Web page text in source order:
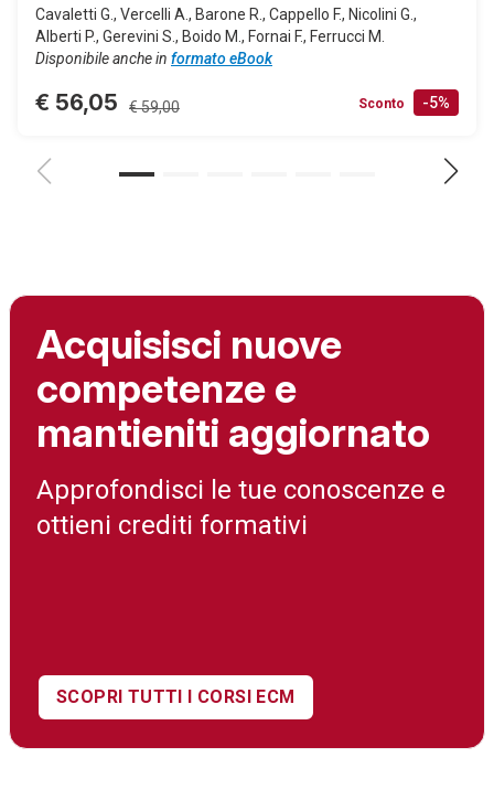
Cavaletti G., Vercelli A., Barone R., Cappello F., Nicolini G.,
Alberti P., Gerevini S., Boido M., Fornai F., Ferrucci M.
Disponibile anche in formato eBook
€ 56,05 € 59,00 Sconto -5%
Acquisisci nuove
competenze e
mantieniti aggiornato
Approfondisci le tue conoscenze e
ottieni crediti formativi
SCOPRI TUTTI I CORSI ECM